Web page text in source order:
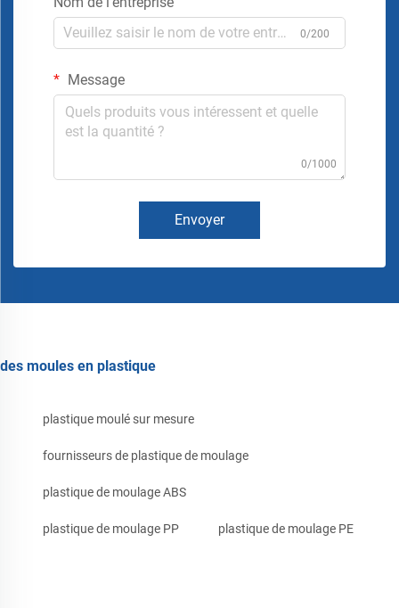
0/200
Message
0/1000
Envoyer
des moules en plastique
plastique moulé sur mesure
fournisseurs de plastique de moulage
plastique de moulage ABS
plastique de moulage PP plastique de moulage PE